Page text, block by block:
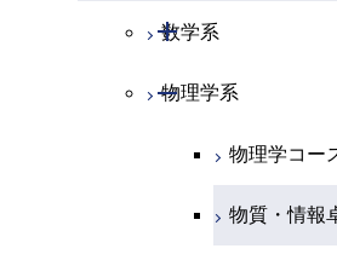
数学系
開閉
数学コース
物理学系
開閉
物理学コー
物質・情報